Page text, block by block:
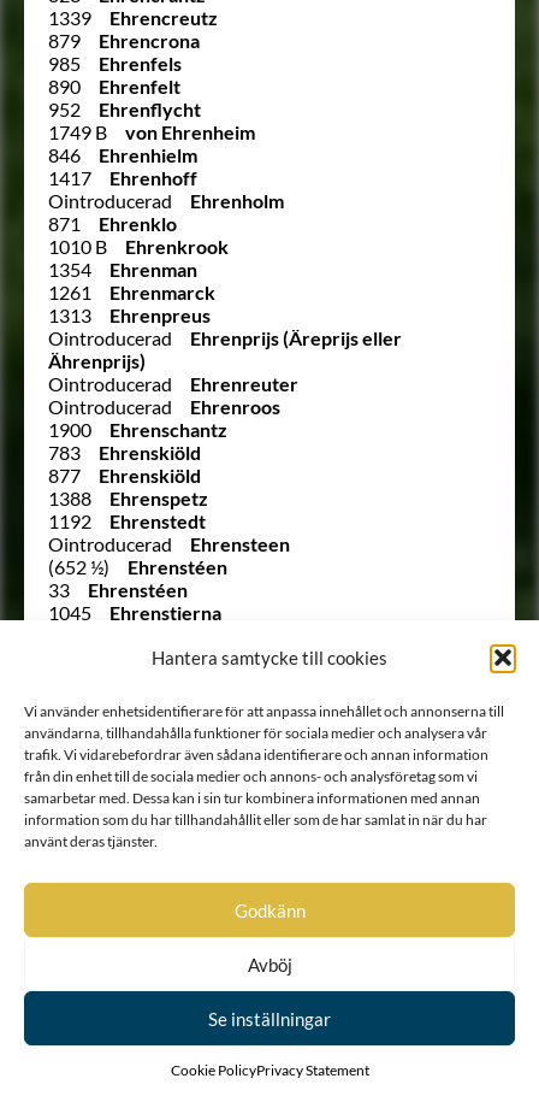
Hantera samtycke till cookies
Vi använder enhetsidentifierare för att anpassa innehållet och annonserna till
användarna, tillhandahålla funktioner för sociala medier och analysera vår
trafik. Vi vidarebefordrar även sådana identifierare och annan information
från din enhet till de sociala medier och annons- och analysföretag som vi
samarbetar med. Dessa kan i sin tur kombinera informationen med annan
information som du har tillhandahållit eller som de har samlat in när du har
använt deras tjänster.
Godkänn
Avböj
Se inställningar
Cookie PolicyPrivacy Statement
1339
Ehrencreutz
879
Ehrencrona
985
Ehrenfels
890
Ehrenfelt
952
Ehrenflycht
1749 B
von Ehrenheim
846
Ehrenhielm
1417
Ehrenhoff
Ointroducerad
Ehrenholm
871
Ehrenklo
1010 B
Ehrenkrook
1354
Ehrenman
1261
Ehrenmarck
1313
Ehrenpreus
Ointroducerad
Ehrenprijs (Äreprijs eller
Ährenprijs)
Ointroducerad
Ehrenreuter
Ointroducerad
Ehrenroos
1900
Ehrenschantz
783
Ehrenskiöld
877
Ehrenskiöld
1388
Ehrenspetz
1192
Ehrenstedt
Ointroducerad
Ehrensteen
(652 ½)
Ehrenstéen
33
Ehrenstéen
1045
Ehrenstierna
Ehrenstrahl
1542
Ehrensvärd
1148
von Ehrenthal
1123 B
Ehrnrooth
837
von Eich
Ointroducerad
von Eichler
994
von Eisen
(121)
Ekeblad
380
Ekehielm
717
Ekensteen
Ekesköld
Ekholt
Ointroducerad
Ekholt
Eksköld